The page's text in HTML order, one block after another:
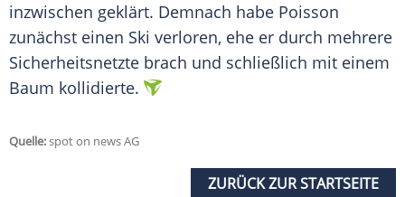
inzwischen geklärt. Demnach habe Poisson
zunächst einen Ski verloren, ehe er durch mehrere
Sicherheitsnetzte brach und schließlich mit einem
Baum kollidierte.
Quelle:spot on news AG
ZURÜCK ZUR STARTSEITE